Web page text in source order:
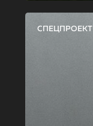
СПЕЦПРОЕКТ